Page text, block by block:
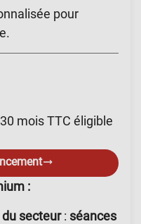
pour
mois TTC éligible
:
secteur: séances